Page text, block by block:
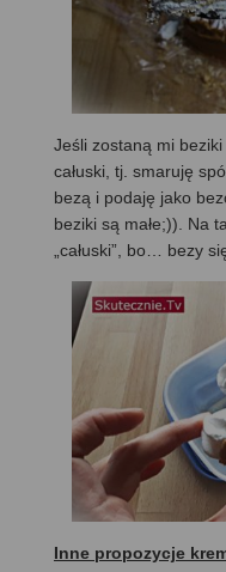
Jeśli zostaną mi
całuski, tj. smaruję
bezą i podaję jako
beziki są małe;)). Na
„całuski”, bo… bezy
Inne propozycje